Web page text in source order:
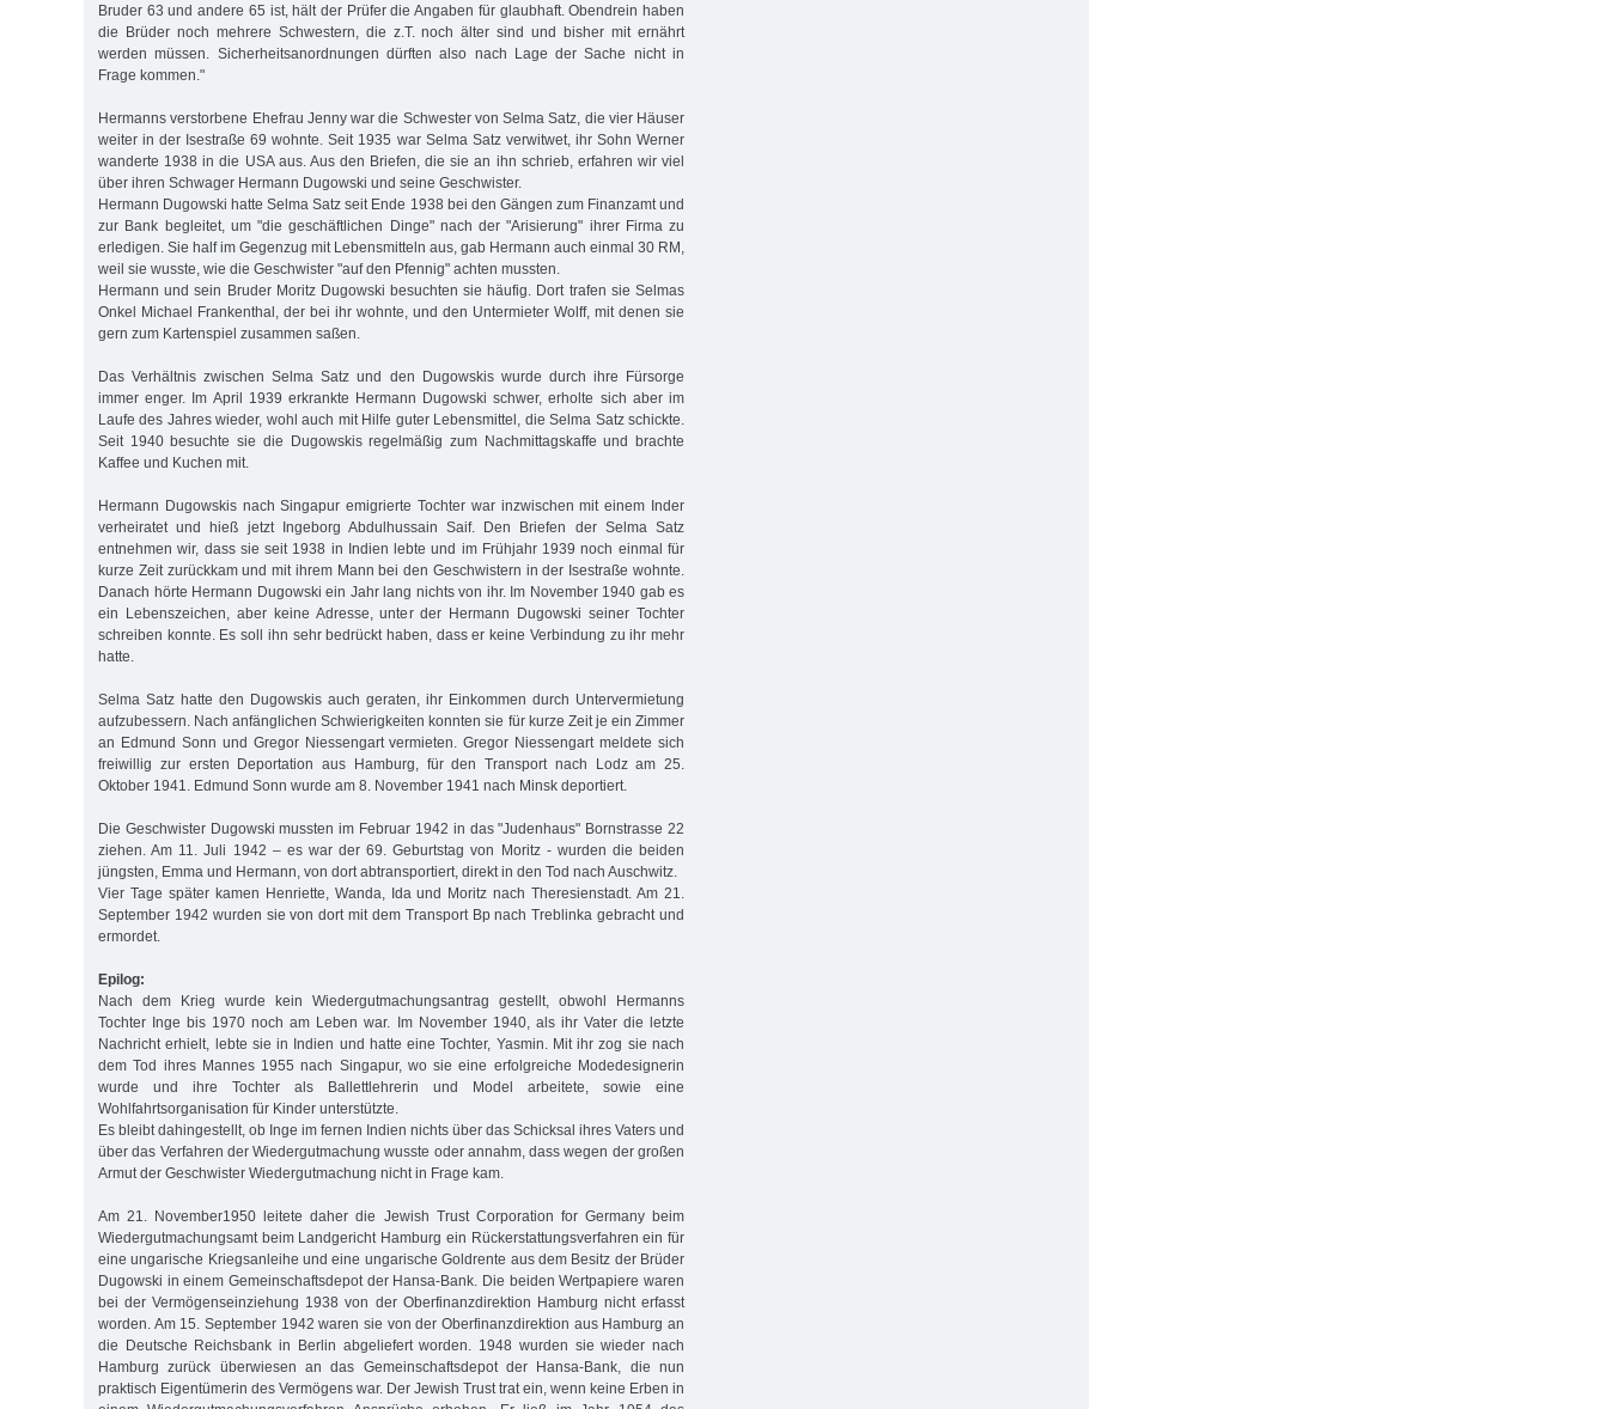
Bruder 63 und andere 65 ist, hält der Prüfer die Angaben für glaubhaft. Obendrein haben
die Brüder noch mehrere Schwestern, die z.T. noch älter sind und bisher mit ernährt
werden müssen. Sicherheitsanordnungen dürften also nach Lage der Sache nicht in
Frage kommen."
Hermanns verstorbene Ehefrau Jenny war die Schwester von Selma Satz, die vier Häuser
weiter in der Isestraße 69 wohnte. Seit 1935 war Selma Satz verwitwet, ihr Sohn Werner
wanderte 1938 in die USA aus. Aus den Briefen, die sie an ihn schrieb, erfahren wir viel
über ihren Schwager Hermann Dugowski und seine Geschwister.
Hermann Dugowski hatte Selma Satz seit Ende 1938 bei den Gängen zum Finanzamt und
zur Bank begleitet, um "die geschäftlichen Dinge" nach der "Arisierung" ihrer Firma zu
erledigen. Sie half im Gegenzug mit Lebensmitteln aus, gab Hermann auch einmal 30 RM,
weil sie wusste, wie die Geschwister "auf den Pfennig" achten mussten.
Hermann und sein Bruder Moritz Dugowski besuchten sie häufig. Dort trafen sie Selmas
Onkel Michael Frankenthal, der bei ihr wohnte, und den Untermieter Wolff, mit denen sie
gern zum Kartenspiel zusammen saßen.
Das Verhältnis zwischen Selma Satz und den Dugowskis wurde durch ihre Fürsorge
immer enger. Im April 1939 erkrankte Hermann Dugowski schwer, erholte sich aber im
Laufe des Jahres wieder, wohl auch mit Hilfe guter Lebensmittel, die Selma Satz schickte.
Seit 1940 besuchte sie die Dugowskis regelmäßig zum Nachmittagskaffe und brachte
Kaffee und Kuchen mit.
Hermann Dugowskis nach Singapur emigrierte Tochter war inzwischen mit einem Inder
verheiratet und hieß jetzt Ingeborg Abdulhussain Saif. Den Briefen der Selma Satz
entnehmen wir, dass sie seit 1938 in Indien lebte und im Frühjahr 1939 noch einmal für
kurze Zeit zurückkam und mit ihrem Mann bei den Geschwistern in der Isestraße wohnte.
Danach hörte Hermann Dugowski ein Jahr lang nichts von ihr. Im November 1940 gab es
ein Lebenszeichen, aber keine Adresse, unter der Hermann Dugowski seiner Tochter
schreiben konnte. Es soll ihn sehr bedrückt haben, dass er keine Verbindung zu ihr mehr
hatte.
Selma Satz hatte den Dugowskis auch geraten, ihr Einkommen durch Untervermietung
aufzubessern. Nach anfänglichen Schwierigkeiten konnten sie für kurze Zeit je ein Zimmer
an Edmund Sonn und Gregor Niessengart vermieten. Gregor Niessengart meldete sich
freiwillig zur ersten Deportation aus Hamburg, für den Transport nach Lodz am 25.
Oktober 1941. Edmund Sonn wurde am 8. November 1941 nach Minsk deportiert.
Die Geschwister Dugowski mussten im Februar 1942 in das "Judenhaus" Bornstrasse 22
ziehen. Am 11. Juli 1942 – es war der 69. Geburtstag von Moritz - wurden die beiden
jüngsten, Emma und Hermann, von dort abtransportiert, direkt in den Tod nach Auschwitz.
Vier Tage später kamen Henriette, Wanda, Ida und Moritz nach Theresienstadt. Am 21.
September 1942 wurden sie von dort mit dem Transport Bp nach Treblinka gebracht und
ermordet.
Epilog:
Nach dem Krieg wurde kein Wiedergutmachungsantrag gestellt, obwohl Hermanns
Tochter Inge bis 1970 noch am Leben war. Im November 1940, als ihr Vater die letzte
Nachricht erhielt, lebte sie in Indien und hatte eine Tochter, Yasmin. Mit ihr zog sie nach
dem Tod ihres Mannes 1955 nach Singapur, wo sie eine erfolgreiche Modedesignerin
wurde und ihre Tochter als Ballettlehrerin und Model arbeitete, sowie eine
Wohlfahrtsorganisation für Kinder unterstützte.
Es bleibt dahingestellt, ob Inge im fernen Indien nichts über das Schicksal ihres Vaters und
über das Verfahren der Wiedergutmachung wusste oder annahm, dass wegen der großen
Armut der Geschwister Wiedergutmachung nicht in Frage kam.
Am 21. November1950 leitete daher die Jewish Trust Corporation for Germany beim
Wiedergutmachungsamt beim Landgericht Hamburg ein Rückerstattungsverfahren ein für
eine ungarische Kriegsanleihe und eine ungarische Goldrente aus dem Besitz der Brüder
Dugowski in einem Gemeinschaftsdepot der Hansa-Bank. Die beiden Wertpapiere waren
bei der Vermögenseinziehung 1938 von der Oberfinanzdirektion Hamburg nicht erfasst
worden. Am 15. September 1942 waren sie von der Oberfinanzdirektion aus Hamburg an
die Deutsche Reichsbank in Berlin abgeliefert worden. 1948 wurden sie wieder nach
Hamburg zurück überwiesen an das Gemeinschaftsdepot der Hansa-Bank, die nun
praktisch Eigentümerin des Vermögens war. Der Jewish Trust trat ein, wenn keine Erben in